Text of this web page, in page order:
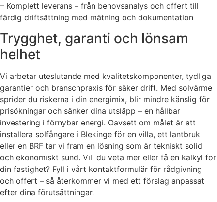
– Komplett leverans – från behovsanalys och offert till
färdig driftsättning med mätning och dokumentation
Trygghet, garanti och lönsam
helhet
Vi arbetar uteslutande med kvalitetskomponenter, tydliga
garantier och branschpraxis för säker drift. Med solvärme
sprider du riskerna i din energimix, blir mindre känslig för
prisökningar och sänker dina utsläpp – en hållbar
investering i förnybar energi. Oavsett om målet är att
installera solfångare i Blekinge för en villa, ett lantbruk
eller en BRF tar vi fram en lösning som är tekniskt solid
och ekonomiskt sund. Vill du veta mer eller få en kalkyl för
din fastighet? Fyll i vårt kontaktformulär för rådgivning
och offert – så återkommer vi med ett förslag anpassat
efter dina förutsättningar.